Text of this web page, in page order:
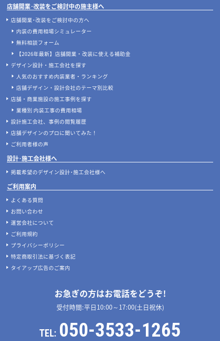
店舗開業･改装をご検討中の施主様へ
店舗開業･改装をご検討中の方へ
内装の費用相場シミュレーター
無料相談フォーム
【2026年最新】店舗開業・改装に使える補助金
デザイン設計・施工会社を探す
人気のおすすめ内装業者・ランキング
店舗デザイン・設計会社のテーマ別比較
店舗・商業施設の施工事例を探す
業種別 内装工事の費用相場
設計施工会社、事例の閲覧履歴
店舗デザインのプロに聞いてみた！
ご利用者様の声
設計･施工会社様へ
掲載希望のデザイン設計･施工会社様へ
ご利用案内
よくある質問
お問い合わせ
運営会社について
ご利用規約
プライバシーポリシー
特定商取引法に基づく表記
タイアップ広告のご案内
お急ぎの方はお電話をどうぞ!
受付時間:平日10:00～17:00(土日祝休)
TEL: 050-3533-1265